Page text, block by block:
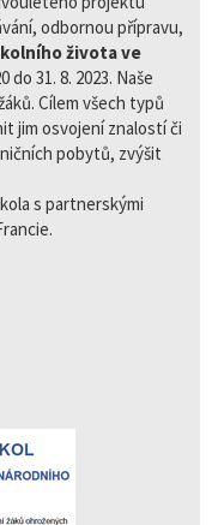
odbornou přípravu,
života ve
do 31. 8. 2023. Naše
Cílem všech typů
jim osvojení znalostí či
pobytů, zvýšit
s partnerskými